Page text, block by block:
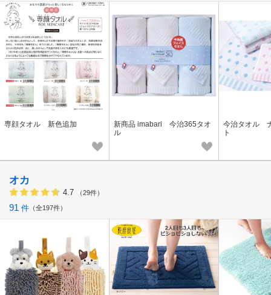
専顔タオル 新色追加
新商品 imabari 今治365タオ
ル
今治タオル
ト
オカ
4.7 （29件）
91 件 全197件